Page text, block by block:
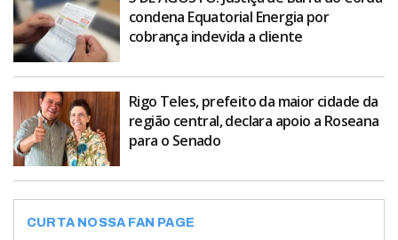
condena Equatorial Energia por
cobrança indevida a cliente
Rigo Teles, prefeito da maior cidade da
região central, declara apoio a Roseana
para o Senado
CURTA NOSSA FAN PAGE